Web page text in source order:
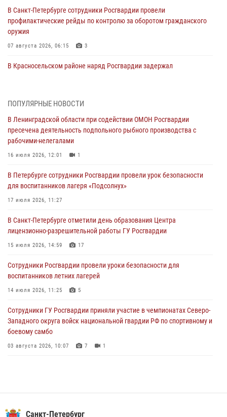
В Санкт-Петербурге сотрудники Росгвардии провели
профилактические рейды по контролю за оборотом гражданского
оружия
07 августа 2026, 06:15 3
В Красносельском районе наряд Росгвардии задержал
06 августа 2026, 13:39 1
В Центральном районе росгвардейцы оперативно задержали
хулигана, стрелявшего из пускового устройства рядом с жилыми
домами
06 августа 2026, 11:36
Сотрудники и военнослужащие Росгвардии обеспечили
правопорядок при проведении матча "Зенит" - "Балтика"
06 августа 2026, 07:30
В Выборгском районе наряд Росгвардии обнаружил
разыскиваемый преступный автотранспорт
05 августа 2026, 12:25 2
Петербургские росгвардейцы обнаружили объявленный в розыск
автомобиль, ранее использовавшийся при совершении кражи в
Ленобласти
ПОПУЛЯРНЫЕ НОВОСТИ
В Ленинградской области при содействии ОМОН Росгвардии
пресечена деятельность подпольного рыбного производства с
рабочими-нелегалами
16 июля 2026, 12:01 1
В Петербурге сотрудники Росгвардии провели урок безопасности
для воспитанников лагеря «Подсолнух»
17 июля 2026, 11:27
В Санкт-Петербурге отметили день образования Центра
лицензионно-разрешительной работы ГУ Росгвардии
15 июля 2026, 14:59 17
Сотрудники Росгвардии провели уроки безопасности для
воспитанников летних лагерей
14 июля 2026, 11:25 5
Сотрудники ГУ Росгвардии приняли участие в чемпионатах Северо-
Западного округа войск национальной гвардии РФ по спортивному и
боевому самбо
03 августа 2026, 10:07 7 1
В Красногвардейском районе росгвардейцы задержали хулигана,
Санкт-Петербург